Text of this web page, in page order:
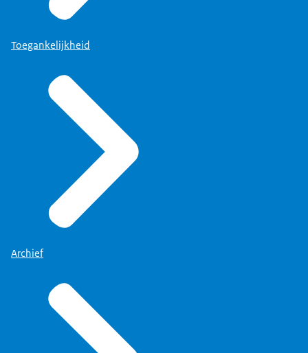
Toegankelijkheid
Archief